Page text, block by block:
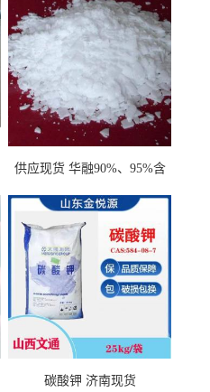
供应现货 华融90%、95%含
碳酸钾 济南现货